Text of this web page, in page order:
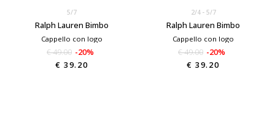
5/7
Ralph Lauren Bimbo
Cappello con logo
€ 49.00 -20%
€ 39.20
2/4 5/7
Ralph Lauren Bimbo
Cappello con logo
€ 49.00 -20%
€ 39.20